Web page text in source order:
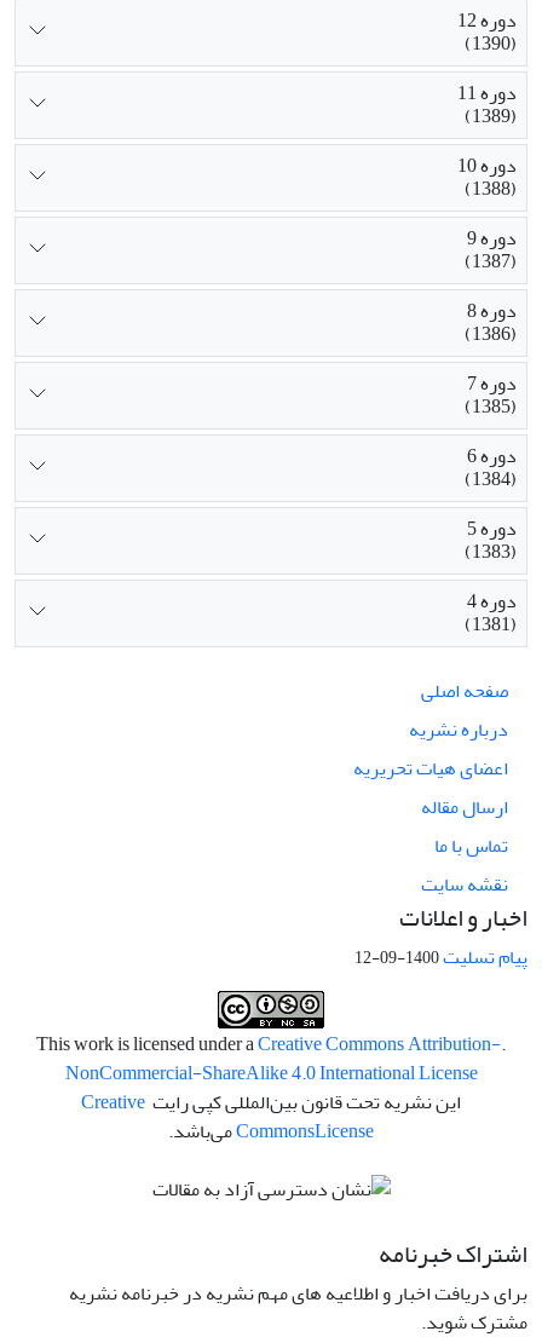
دوره 12
(1390)
دوره 11
(1389)
دوره 10
(1388)
دوره 9
(1387)
دوره 8
(1386)
دوره 7
(1385)
دوره 6
(1384)
دوره 5
(1383)
دوره 4
(1381)
صفحه اصلی
درباره نشریه
اعضای هیات تحریریه
ارسال مقاله
تماس با ما
نقشه سایت
اخبار و اعلانات
پیام تسلیت1400-09-12
.This work is licensed under a
Creative Commons Attribution-
NonCommercial-ShareAlike 4.0 International License
این نشریه تحت قانون بین‌المللی کپی رایت Creative
CommonsLicense می‌باشد.
اشتراک خبرنامه
برای دریافت اخبار و اطلاعیه های مهم نشریه در خبرنامه نشریه
مشترک شوید.